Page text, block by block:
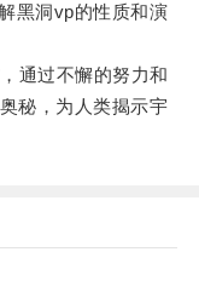
黑洞vp的性质和演
通过不懈的努力和
秘，为人类揭示宇